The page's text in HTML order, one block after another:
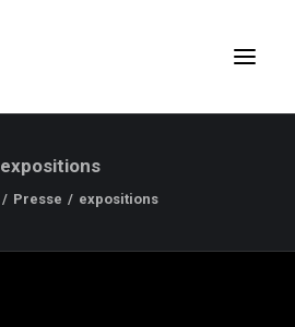
TABLEAUX
expositions
Presse expositions